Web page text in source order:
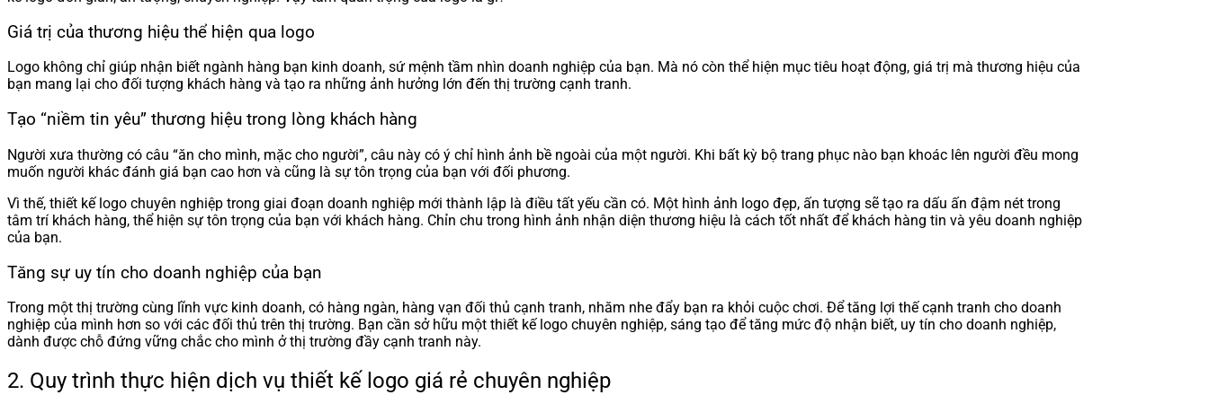
Giá trị của thương hiệu thể hiện qua logo
Logo không chỉ giúp nhận biết ngành hàng bạn kinh doanh, sứ mệnh tầm nhìn doanh nghiệp của bạn. Mà nó còn thể hiện mục tiêu hoạt động, giá trị mà thương hiệu của
bạn mang lại cho đối tượng khách hàng và tạo ra những ảnh hưởng lớn đến thị trường cạnh tranh.
Tạo “niềm tin yêu” thương hiệu trong lòng khách hàng
Người xưa thường có câu “ăn cho mình, mặc cho người”, câu này có ý chỉ hình ảnh bề ngoài của một người. Khi bất kỳ bộ trang phục nào bạn khoác lên người đều mong
muốn người khác đánh giá bạn cao hơn và cũng là sự tôn trọng của bạn với đối phương.
Vì thế, thiết kế logo chuyên nghiệp trong giai đoạn doanh nghiệp mới thành lập là điều tất yếu cần có. Một hình ảnh logo đẹp, ấn tượng sẽ tạo ra dấu ấn đậm nét trong
tâm trí khách hàng, thể hiện sự tôn trọng của bạn với khách hàng. Chỉn chu trong hình ảnh nhận diện thương hiệu là cách tốt nhất để khách hàng tin và yêu doanh nghiệp
của bạn.
Tăng sự uy tín cho doanh nghiệp của bạn
Trong một thị trường cùng lĩnh vực kinh doanh, có hàng ngàn, hàng vạn đối thủ cạnh tranh, nhăm nhe đẩy bạn ra khỏi cuộc chơi. Để tăng lợi thế cạnh tranh cho doanh
nghiệp của mình hơn so với các đối thủ trên thị trường. Bạn cần sở hữu một thiết kế logo chuyên nghiệp, sáng tạo để tăng mức độ nhận biết, uy tín cho doanh nghiệp,
dành được chỗ đứng vững chắc cho mình ở thị trường đầy cạnh tranh này.
2. Quy trình thực hiện dịch vụ thiết kế logo giá rẻ chuyên nghiệp